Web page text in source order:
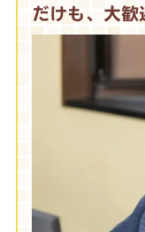
だけも、大歓